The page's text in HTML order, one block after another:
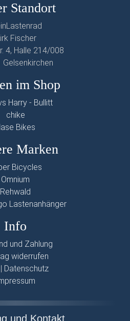
Standort
Fischer
4, Halle 214/008
Gelsenkirchen
im Shop
Harry - Bullitt
chike
Bikes
Marken
Bicycles
Omnium
Rehwald
Lastenanhänger
Info
und Zahlung
widerrufen
Datenschutz
und Kontakt